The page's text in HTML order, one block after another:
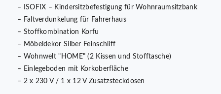
– ISOFIX – Kindersitzbefestigung für Wohnraumsitzbank
– Faltverdunkelung für Fahrerhaus
– Stoffkombination Korfu
– Möbeldekor Silber Feinschliff
– Wohnwelt "HOME" (2 Kissen und Stofftasche)
– Einlegeboden mit Korkoberfläche
– 2 x 230 V / 1 x 12 V Zusatzsteckdosen